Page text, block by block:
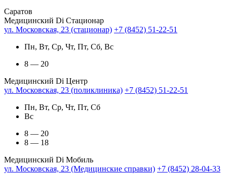
Саратов
Медицинский Di Стационар
ул. Московская, 23 (стационар) +7 (8452) 51-22-51
Пн, Вт, Ср, Чт, Пт, Сб, Вс
8 — 20
Медицинский Di Центр
ул. Московская, 23 (поликлиника) +7 (8452) 51-22-51
Пн, Вт, Ср, Чт, Пт, Сб
Вс
8 — 20
8 — 18
Медицинский Di Мобиль
ул. Московская, 23 (Медицинские справки) +7 (8452) 28-04-33